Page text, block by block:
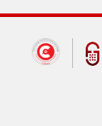
Dış